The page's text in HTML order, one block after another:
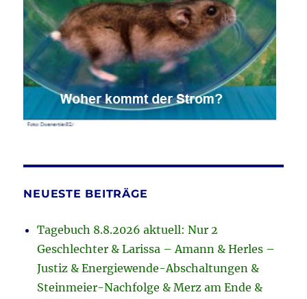
NEUESTE BEITRÄGE
Tagebuch 8.8.2026 aktuell: Nur 2
Geschlechter & Larissa – Amann & Herles –
Justiz & Energiewende-Abschaltungen &
Steinmeier-Nachfolge & Merz am Ende &